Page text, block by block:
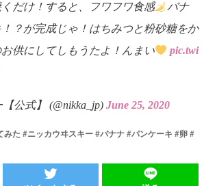
だけ！すると、フワフワ食感
バナ
？が完成じゃ！はちみつと粉砂糖をか
供にしてしもうたよ！んまい
pic.twi
公式】 (@nikka_jp) June 25, 2020
みた #ニッカウヰスキー#バナナ#パンケーキ #卵#